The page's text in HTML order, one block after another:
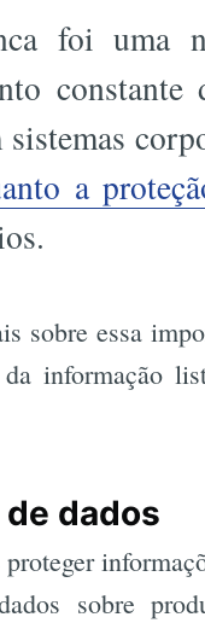
foi uma
a
sobre essa
informação
dados
sobre